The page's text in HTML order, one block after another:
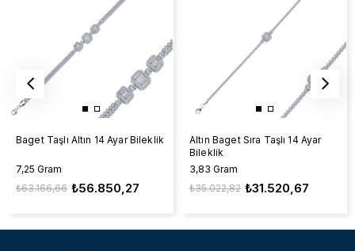
Baget Taşlı Altın 14 Ayar Bileklik
7,25 Gram
₺56.850,27
₺63.166,66
Altın Baget Sıra Taşlı 14 Ayar
Bileklik
3,83 Gram
₺31.520,67
₺35.022,82